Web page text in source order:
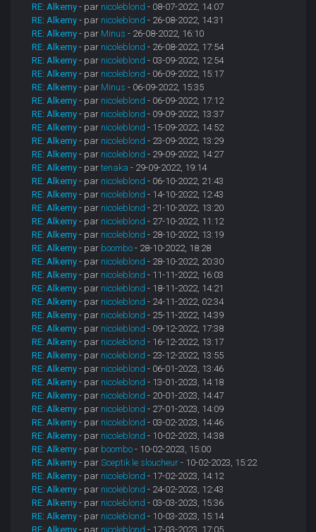
RE: Alkemy - par nicoleblond - 08-07-2022, 14:07
RE: Alkemy - par nicoleblond - 26-08-2022, 14:31
RE: Alkemy - par Minus - 26-08-2022, 16:10
RE: Alkemy - par nicoleblond - 26-08-2022, 17:54
RE: Alkemy - par nicoleblond - 03-09-2022, 12:54
RE: Alkemy - par nicoleblond - 06-09-2022, 15:17
RE: Alkemy - par Minus - 06-09-2022, 15:35
RE: Alkemy - par nicoleblond - 06-09-2022, 17:12
RE: Alkemy - par nicoleblond - 09-09-2022, 13:37
RE: Alkemy - par nicoleblond - 15-09-2022, 14:52
RE: Alkemy - par nicoleblond - 23-09-2022, 13:29
RE: Alkemy - par nicoleblond - 29-09-2022, 14:27
RE: Alkemy - partenaka - 29-09-2022, 19:14
RE: Alkemy - par nicoleblond - 06-10-2022, 21:43
RE: Alkemy - par nicoleblond - 14-10-2022, 12:43
RE: Alkemy - par nicoleblond - 21-10-2022, 13:20
RE: Alkemy - par nicoleblond - 27-10-2022, 11:12
RE: Alkemy - par nicoleblond - 28-10-2022, 13:19
RE: Alkemy - par boombo - 28-10-2022, 18:28
RE: Alkemy - par nicoleblond - 28-10-2022, 20:30
RE: Alkemy - par nicoleblond - 11-11-2022, 16:03
RE: Alkemy - par nicoleblond - 18-11-2022, 14:21
RE: Alkemy - par nicoleblond - 24-11-2022, 02:34
RE: Alkemy - par nicoleblond - 25-11-2022, 14:39
RE: Alkemy - par nicoleblond - 09-12-2022, 17:38
RE: Alkemy - par nicoleblond - 16-12-2022, 13:17
RE: Alkemy - par nicoleblond - 23-12-2022, 13:55
RE: Alkemy - par nicoleblond - 06-01-2023, 13:46
RE: Alkemy - par nicoleblond - 13-01-2023, 14:18
RE: Alkemy - par nicoleblond - 20-01-2023, 14:47
RE: Alkemy - par nicoleblond - 27-01-2023, 14:09
RE: Alkemy - par nicoleblond - 03-02-2023, 14:46
RE: Alkemy - par nicoleblond - 10-02-2023, 14:38
RE: Alkemy - par boombo - 10-02-2023, 15:00
RE: Alkemy - parSceptik le sloucheur - 10-02-2023, 15:22
RE: Alkemy - par nicoleblond - 17-02-2023, 14:12
RE: Alkemy - par nicoleblond - 24-02-2023, 12:43
RE: Alkemy - par nicoleblond - 03-03-2023, 15:36
RE: Alkemy - par nicoleblond - 10-03-2023, 15:14
RE: Alkemy - par nicoleblond - 17-03-2023, 17:05